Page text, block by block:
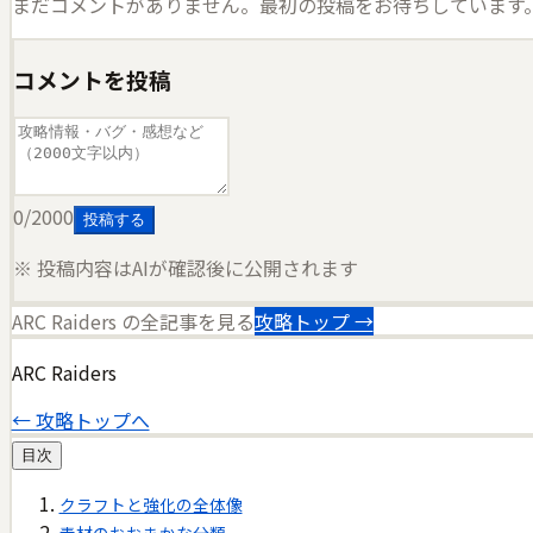
コメントを投稿
0/2000 投稿する
※ 投稿内容はAIが確認後に公開されます
ARC Raiders の全記事を見る攻略トップ →
ARC Raiders
← 攻略トップへ
目次
クラフトと強化の全体像